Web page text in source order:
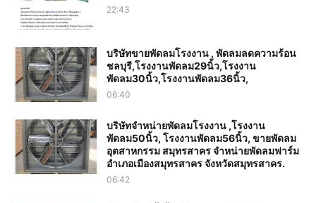
22:43
บริษัทขายพัดลมโรงงาน , พัดลมลดความร้อน
ชลบุรี,โรงงานพัดลม29นิ้ว,โรงงาน
พัดลม30นิ้ว,โรงงานพัดลม36นิ้ว,
06:40
บริษัทจำหน่ายพัดลมโรงงาน ,โรงงาน
พัดลม50นิ้ว, โรงงานพัดลม56นิ้ว, ขายพัดลม
อุตสาหกรรม สมุทรสาคร จำหน่ายพัดลมฟาร์ม
อำเภอเมืองสมุทรสาคร จังหวัดสมุทรสาคร.
06:42